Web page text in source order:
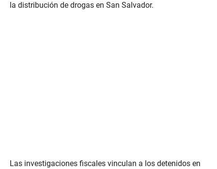
la distribución de drogas en San Salvador.
Las investigaciones fiscales vinculan a los detenidos en